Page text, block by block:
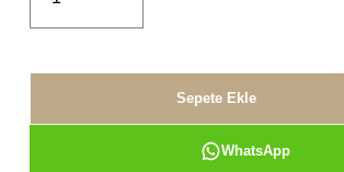
Sepete Ekle
WhatsApp